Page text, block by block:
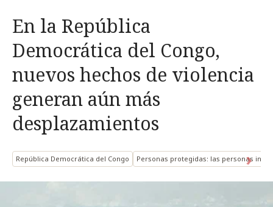
En la República
Democrática del Congo,
nuevos hechos de violencia
generan aún más
desplazamientos
República Democrática del Congo Personas protegidas: las personas